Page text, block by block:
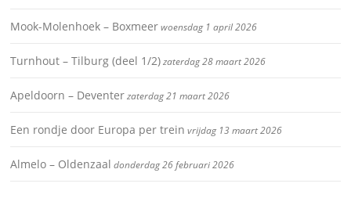
Mook-Molenhoek – Boxmeerwoensdag 1 april 2026
Turnhout – Tilburg (deel 1/2)zaterdag 28 maart 2026
Apeldoorn – Deventerzaterdag 21 maart 2026
Een rondje door Europa per trein vrijdag 13 maart 2026
Almelo – Oldenzaal donderdag 26 februari 2026